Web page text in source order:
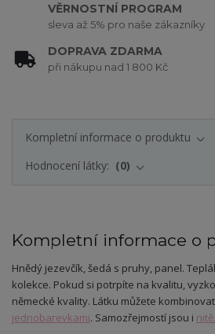
VĚRNOSTNÍ PROGRAM
sleva až 5% pro naše zákazníky
DOPRAVA ZDARMA
při nákupu nad 1 800 Kč
Kompletní informace o produktu
Hodnocení látky:
0
Kompletní informace o
Hnědý jezevčík, šedá s pruhy, panel.
kolekce. Pokud si potrpíte na kvalitu,
německé kvality. Látku můžete
jednobarevkami. Samozřejmostí jsou i nitě.